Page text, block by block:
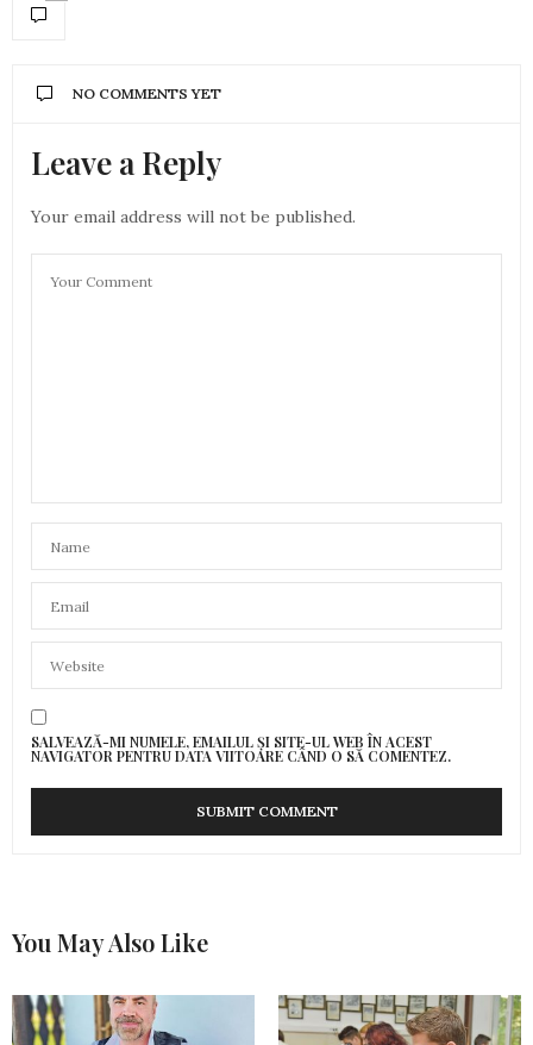
NO COMMENTS YET
Leave a Reply
Your email address will not be published.
SALVEAZĂ-MI NUMELE, EMAILUL ȘI SITE-UL WEB ÎN ACEST
NAVIGATOR PENTRU DATA VIITOARE CÂND O SĂ COMENTEZ.
You May Also Like